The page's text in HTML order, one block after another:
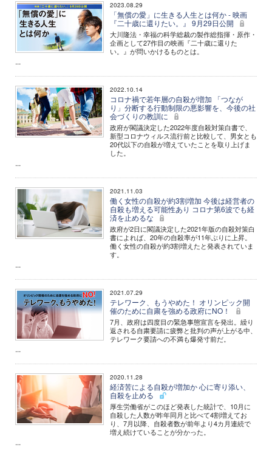
2023.08.29
「無償の愛」に生きる人生とは何か - 映画
『二十歳に還りたい。』 9月29日公開
大川隆法・幸福の科学総裁の製作総指揮・原作・
企画として27作目の映画『二十歳に還りた
い。』が問いかけるものとは。
...
2022.10.14
コロナ禍で若年層の自殺が増加 「つなが
り」分断する行動制限の悪影響を、今後の社
会づくりの教訓に
政府が閣議決定した2022年度自殺対策白書で、
新型コロナウィルス流行前と比較して、男女とも
20代以下の自殺が増えていたことを取り上げま
した。
...
2021.11.03
働く女性の自殺が約3割増加 今後は経営者の
自殺も増える可能性あり コロナ第6波でも経
済を止めるな
政府が2日に閣議決定した2021年版の自殺対策白
書によれば、20年の自殺率が11年ぶりに上昇。
働く女性の自殺が約3割増えたと発表されていま
す。
...
2021.07.29
テレワーク、もうやめた！ オリンピック開
催のために自粛を強める政府にNO！
7月、政府は四度目の緊急事態宣言を発出。繰り
返される自粛要請に疲弊と批判の声が上がる中、
テレワーク要請への不満も爆発寸前だ。
...
2020.11.28
経済苦による自殺が増加か 心に寄り添い、
自殺を止める
厚生労働省がこのほど発表した統計で、10月に
自殺した人数が昨年同月と比べて4割増えてお
り、7月以降、自殺者数が前年より4カ月連続で
増え続けていることが分かった。
...